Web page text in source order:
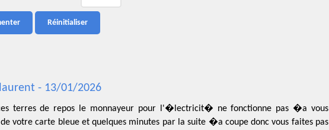
- 13/01/2026
terres de repos le monnayeur pour l'�lectricit� ne fonctionne pas �a vous
de votre carte bleue et quelques minutes par la suite �a coupe donc vous faites pas